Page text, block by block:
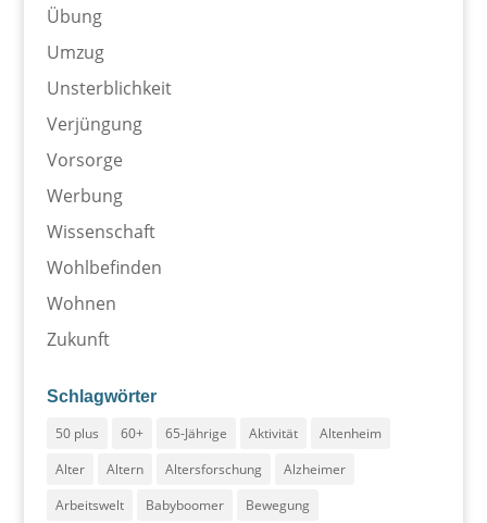
Übung
Umzug
Unsterblichkeit
Verjüngung
Vorsorge
Werbung
Wissenschaft
Wohlbefinden
Wohnen
Zukunft
Schlagwörter
50 plus
60+ 65-Jährige Aktivität
Altenheim
Alter
Altern Altersforschung
Alzheimer
Arbeitswelt
Babyboomer
Bewegung